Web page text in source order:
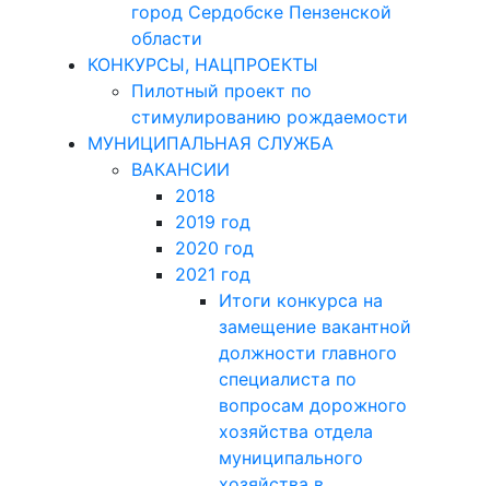
город Сердобске Пензенской
области
КОНКУРСЫ, НАЦПРОЕКТЫ
Пилотный проект по
стимулированию рождаемости
МУНИЦИПАЛЬНАЯ СЛУЖБА
ВАКАНСИИ
2018
2019 год
2020 год
2021 год
Итоги конкурса на
замещение вакантной
должности главного
специалиста по
вопросам дорожного
хозяйства отдела
муниципального